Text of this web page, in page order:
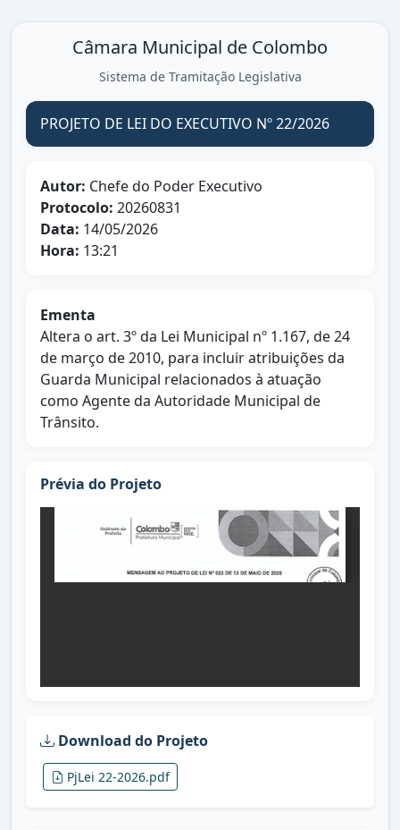
Câmara Municipal de Colombo
Sistema de Tramitação Legislativa
PROJETO DE LEI DO EXECUTIVO Nº 22/2026
Autor: Chefe do Poder Executivo
Protocolo: 20260831
Data: 14/05/2026
Hora: 13:21
Ementa
Altera o art. 3º da Lei Municipal nº 1.167, de 24
de março de 2010, para incluir atribuições da
Guarda Municipal relacionados à atuação
como Agente da Autoridade Municipal de
Trânsito.
Prévia do Projeto
Download do Projeto
PjLei 22-2026.pdf